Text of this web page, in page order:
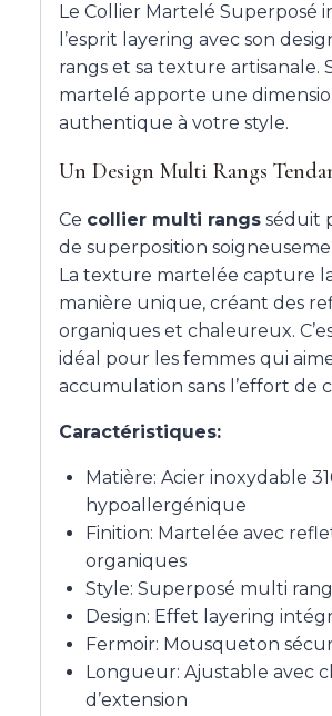
Le Collier Martelé Superposé
l’esprit layering avec son
rangs et sa texture artisanale.
martelé apporte une
authentique à votre style.
Un Design Multi Rangs
Ce collier multi rangs séduit
de superposition
La texture martelée capture
manière unique, créant des
organiques et chaleureux.
idéal pour les femmes qui
accumulation sans l’effort de
Caractéristiques:
Matière: Acier inoxydable
hypoallergénique
Finition: Martelée avec
organiques
Style: Superposé multi
Design: Effet layering
Fermoir: Mousqueton
Longueur: Ajustable avec
d’extension